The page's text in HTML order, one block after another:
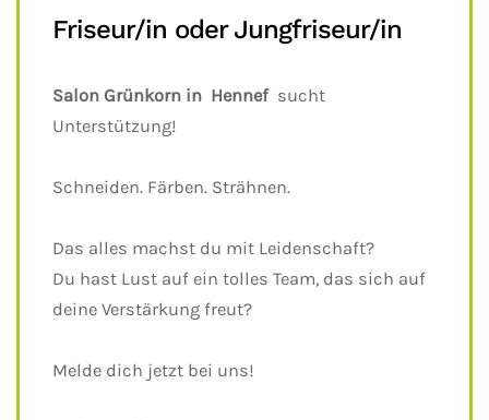
Friseur/in oder Jungfriseur/in
Salon Grünkorn in Hennef sucht
Unterstützung!
Schneiden. Färben. Strähnen.
Das alles machst du mit Leidenschaft?
Du hast Lust auf ein tolles Team, das sich auf
deine Verstärkung freut?
Melde dich jetzt bei uns!